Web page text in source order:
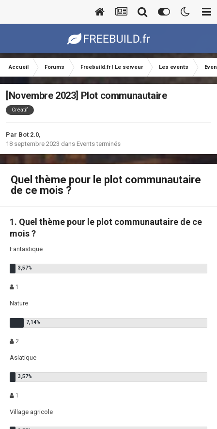
Accueil Forums Freebuild.fr | Le serveur Les events
[Novembre 2023] Plot communautaire
Créatif
Par Bot 2.0,
18 septembre 2023 dans Events terminés
Quel thème pour le plot communautaire
de ce mois ?
1. Quel thème pour le plot communautaire de ce
mois ?
Fantastique
1
Nature
2
Asiatique
1
Village agricole